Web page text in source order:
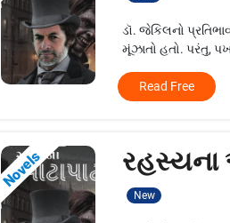
ડૉ. જેકિલનો
મૂંઝાતો હતો. પરંતુ,
Read Free
Novels રહસ્યના
New